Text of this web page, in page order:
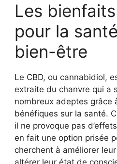
Les
pour la
bien-être
Le CBD, ou cannabidiol,
extraite du chanvre qui a
nombreux adeptes grâce
bénéfiques sur la santé.
il ne provoque pas
en fait une option prisée
cherchent à améliorer